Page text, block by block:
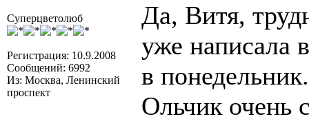
Суперцветолюб
Регистрация: 10.9.2008
Сообщений: 6992
Из: Москва, Ленинский
проспект
Да, Витя,
уже написала
в понедельник.
Ольчик очень